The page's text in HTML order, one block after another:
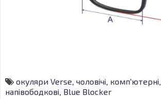
окуляри Verse, чоловічі, комп'ютерні,
напівободкові, Blue Blocker